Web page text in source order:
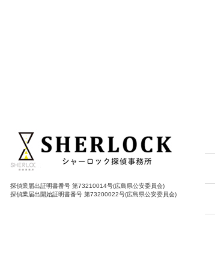
探偵業届出証明書番号 第73210014号(広島県公安委員会)
探偵業届出開始証明書番号 第73200022号(広島県公安委員会)